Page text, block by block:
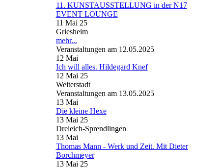
11. KUNSTAUSSTELLUNG in der N17
EVENT LOUNGE
11 Mai 25
Griesheim
mehr...
Veranstaltungen am 12.05.2025
12 Mai
Ich will alles. Hildegard Knef
12 Mai 25
Weiterstadt
Veranstaltungen am 13.05.2025
13 Mai
Die kleine Hexe
13 Mai 25
Dreieich-Sprendlingen
13 Mai
Thomas Mann - Werk und Zeit. Mit Dieter
Borchmeyer
13 Mai 25